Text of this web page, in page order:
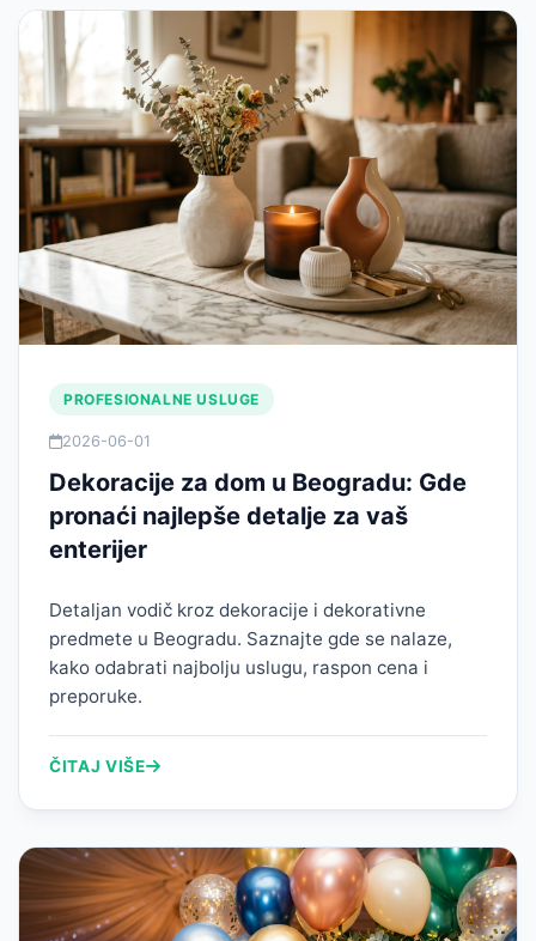
PROFESIONALNE USLUGE
2026-06-01
Dekoracije za dom u Beogradu: Gde
pronaći najlepše detalje za vaš
enterijer
Detaljan vodič kroz dekoracije i dekorativne
predmete u Beogradu. Saznajte gde se nalaze,
kako odabrati najbolju uslugu, raspon cena i
preporuke.
ČITAJ VIŠE